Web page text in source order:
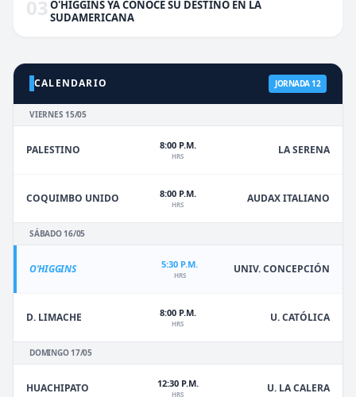
03 O'HIGGINS YA CONOCE SU DESTINO EN LA
SUDAMERICANA
CALENDARIO JORNADA 12
VIERNES 15/05
PALESTINO 8:00 P.M.
HRS LA SERENA
COQUIMBO UNIDO 8:00 P.M.
HRS AUDAX ITALIANO
SÁBADO 16/05
O'HIGGINS 5:30 P.M.
HRS UNIV. CONCEPCIÓN
D. LIMACHE 8:00 P.M.
HRS U. CATÓLICA
DOMINGO 17/05
HUACHIPATO 12:30 P.M.
HRS U. LA CALERA